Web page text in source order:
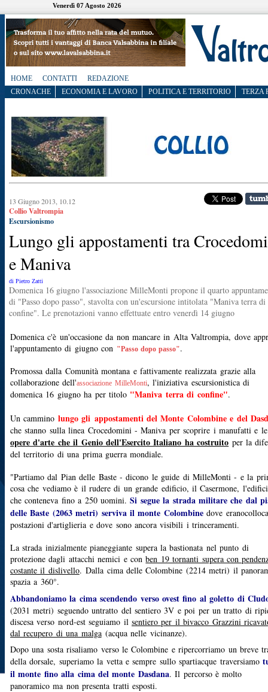
Venerdì 07 Agosto 2026
HOME CONTATTI
REDAZIONE
CRONACHE
ECONOMIA E LAVORO POLITICA E TERRITORIO TERZA
13 Giugno 2013, 10.12
Collio Valtrompia
Escursionismo
Lungo gli appostamenti tra
e Maniva
di Pietro Zatti
Domenica 16 giugno l'associazione MilleMonti propone il quarto
di "Passo dopo passo", stavolta con un'escursione intitolata "Maniva terra di
confine". Le prenotazioni vanno effettuate entro venerdì 14 giugno
Domenica c'è un'occasione da non mancare in Alta Valtrompia, dove
l'appuntamento di giugno con "Passo dopo passo".
Promossa dalla Comunità montana e fattivamente realizzata grazie alla
collaborazione dell'associazione MilleMonti, l'iniziativa escursionistica di
domenica 16 giugno ha per titolo "Maniva terra di confine".
Un cammino lungo gli appostamenti del Monte Colombine e del
che stanno sulla linea Crocedomini - Maniva per scoprire i manufatti e le
opere d'arte che il Genio dell'Esercito Italiano ha costruito per la
del territorio di una prima guerra mondiale.
"Partiamo dal Pian delle Baste - dicono le guide di MilleMonti - e la
cosa che vediamo è il rudere di un grande edificio, il Casermone,
che conteneva fino a 250 uomini.Si segue la strada militare che dal
delle Baste (2063 metri) serviva il monte Colombinedove
postazioni d'artiglieria e dove sono ancora visibili i trinceramenti.
La strada inizialmente pianeggiante supera la bastionata nel punto di
protezione dagli attacchi nemici e conben 19 tornanti supera con
costante il dislivello. Dalla cima delle Colombine (2214 metri) il
spazia a 360°.
Abbandoniamo la cima scendendo verso ovest fino al goletto di
(2031 metri) seguendo untratto del sentiero 3V e poi per un tratto di
discesa verso nord-est seguiamo il sentiero per il bivacco Grazzini
dal recupero di una malga(acqua nelle vicinanze).
Dopo una sosta risaliamo verso le Colombine e ripercorriamo un breve
della dorsale, superiamo la vetta e sempre sullo spartiacque traversiamo
il monte fino alla cima del monte Dasdana. Il percorso è molto
panoramico ma non presenta tratti esposti.